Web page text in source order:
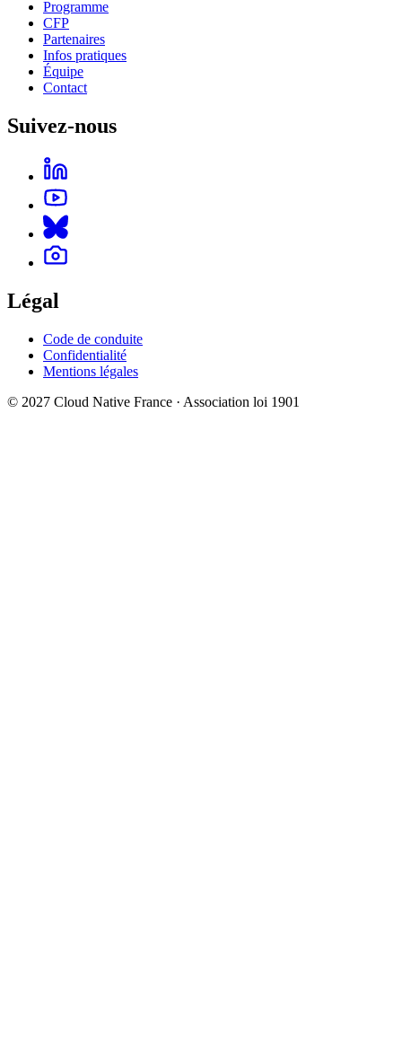
Programme
CFP
Partenaires
Infos pratiques
Équipe
Contact
Suivez-nous
Légal
Code de conduite
Confidentialité
Mentions légales
© 2027 Cloud Native France · Association loi 1901